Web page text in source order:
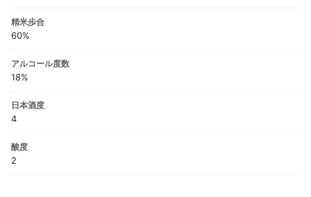
精米歩合
60%
アルコール度数
18%
日本酒度
4
酸度
2